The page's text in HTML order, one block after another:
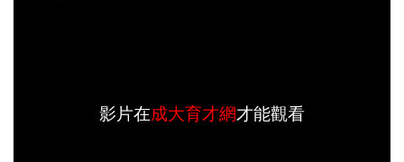
影片在成大育才網才能觀看